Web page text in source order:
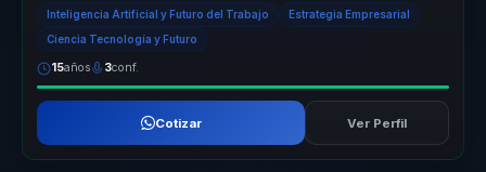
Inteligencia Artificial y Futuro del Trabajo Estrategia Empresarial
Ciencia Tecnología y Futuro
15años 3conf.
Cotizar Ver Perfil